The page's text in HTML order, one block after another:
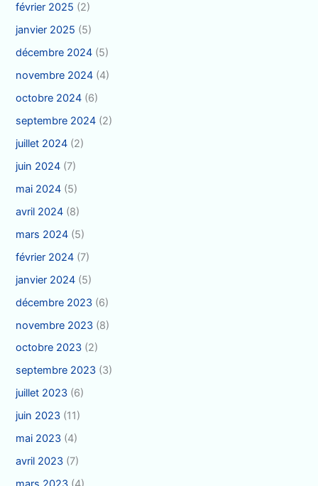
février 2025 (2)
janvier 2025 (5)
décembre 2024 (5)
novembre 2024 (4)
octobre 2024 (6)
septembre 2024 (2)
juillet 2024 (2)
juin 2024 (7)
mai 2024 (5)
avril 2024 (8)
mars 2024 (5)
février 2024 (7)
janvier 2024 (5)
décembre 2023 (6)
novembre 2023 (8)
octobre 2023 (2)
septembre 2023 (3)
juillet 2023 (6)
juin 2023 (11)
mai 2023 (4)
avril 2023 (7)